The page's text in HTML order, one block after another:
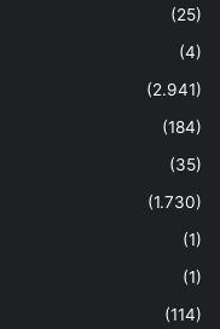
(25)
(4)
(2.941)
(184)
(35)
(1.730)
(1)
(1)
(114)